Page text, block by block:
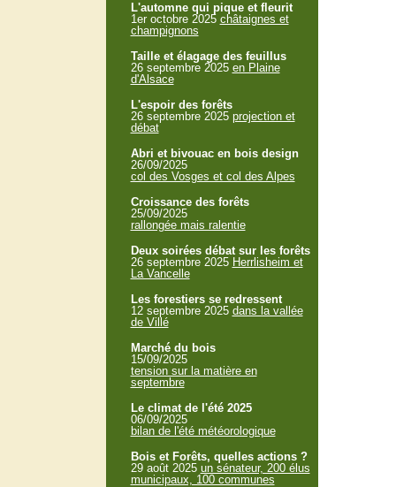
L'automne qui pique et fleurit
1er octobre 2025 châtaignes et
champignons
Taille et élagage des feuillus
26 septembre 2025 en Plaine
d'Alsace
L'espoir des forêts
26 septembre 2025 projection et
débat
Abri et bivouac en bois design
26/09/2025
col des Vosges et col des Alpes
Croissance des forêts
25/09/2025
rallongée mais ralentie
Deux soirées débat sur les forêts
26 septembre 2025 Herrlisheim et
La Vancelle
Les forestiers se redressent
12 septembre 2025 dans la vallée
de Villé
Marché du bois
15/09/2025
tension sur la matière en
septembre
Le climat de l'été 2025
06/09/2025
bilan de l'été météorologique
Bois et Forêts, quelles actions ?
29 août 2025 un sénateur, 200 élus
municipaux, 100 communes